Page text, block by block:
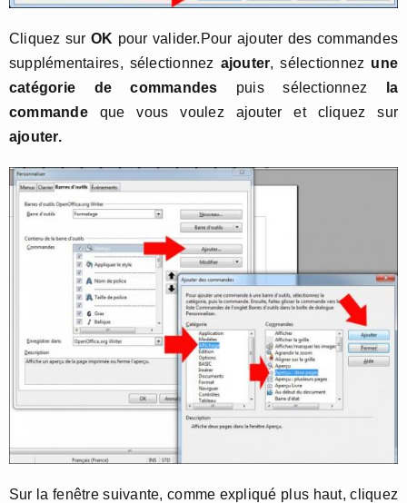
Cliquez sur OK pour valider.Pour ajouter des commandes
supplémentaires, sélectionnez ajouter, sélectionnez une
catégorie de commandes puis sélectionnez
la
commandeque vous voulez ajouter et cliquez sur
ajouter.
Sur la fenêtre suivante, comme expliqué plus haut, cliquez